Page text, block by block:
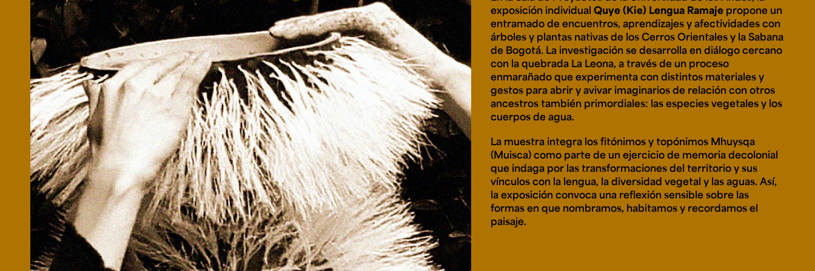
Configuración de
cookies
Universidad de los Andes | Vigilada Mineducación. Reconocimiento como universidad: Decreto 1297 del 30 de mayo de 1964. Reconocimiento de personería
jurídica: Resolución 28 del 23 de febrero de 1949, Minjusticia. Acreditación institucional de alta calidad, 10 años: Resolución 000194 del 16 de enero del 2025.
Dirección
Calle 19A #1 - 37 Este. Bloque K.
Teléfono
[+57] (601) 339 4949
Arte e
Historia del Arte
Ext. 2626
Literatura y
Narrativas Digitales
Ext. 2501
Música
Ext.
2504
Posgrados
Ext. 4925
Ext. 4795
exposición individualQuye (Kie) Lengua Ramaje propone un
entramado de encuentros, aprendizajes y afectividades con
árboles y plantas nativas de los Cerros Orientales y la Sabana
de Bogotá. La investigación se desarrolla en diálogo cercano
con la quebrada La Leona, a través de un proceso
enmarañado que experimenta con distintos materiales y
gestos para abrir y avivar imaginarios de relación con otros
ancestros también primordiales: las especies vegetales y los
cuerpos de agua.
La muestra integra los fitónimos y topónimos Mhuysqa
(Muisca) como parte de un ejercicio de memoria decolonial
que indaga por las transformaciones del territorio y sus
vínculos con la lengua, la diversidad vegetal y las aguas. Así,
la exposición convoca una reflexión sensible sobre las
formas en que nombramos, habitamos y recordamos el
paisaje.